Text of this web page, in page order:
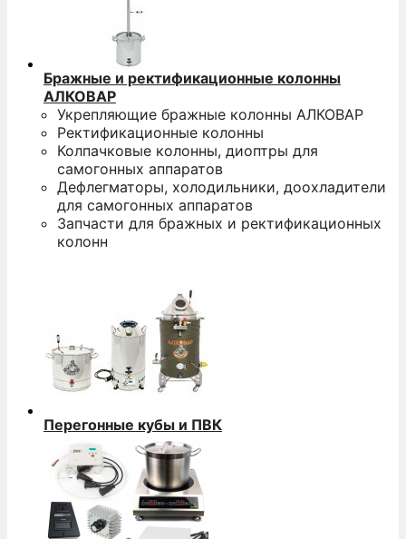
Бражные и ректификационные колонны
АЛКОВАР
Укрепляющие бражные колонны АЛКОВАР
Ректификационные колонны
Колпачковые колонны, диоптры для
самогонных аппаратов
Дефлегматоры, холодильники, доохладители
для самогонных аппаратов
Запчасти для бражных и ректификационных
колонн
Перегонные кубы и ПВК